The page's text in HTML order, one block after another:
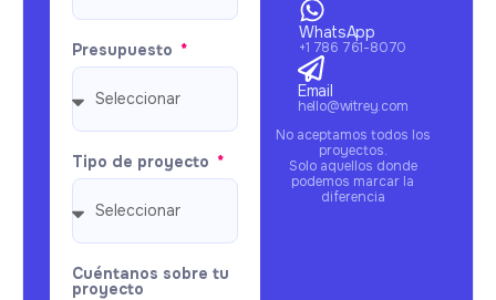
Presupuesto
Tipo de proyecto
Cuéntanos sobre tu
proyecto
WhatsApp
+1 786 761-8070
Email
hello@witrey.com
No aceptamos todos los
proyectos.
Solo aquellos donde
podemos marcar la
diferencia